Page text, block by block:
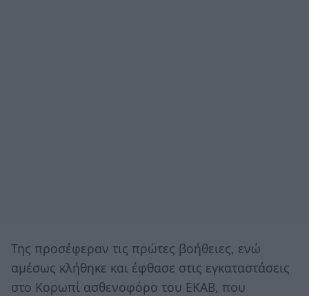
Της προσέφεραν τις πρώτες βοήθειες, ενώ
αμέσως κλήθηκε και έφθασε στις εγκαταστάσεις
στο Κορωπί ασθενοφόρο του ΕΚΑΒ, που